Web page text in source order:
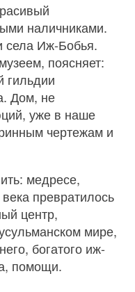
наличниками.
села Иж-Бобья.
поясняет:
гильдии
Дом, не
уже в наше
чертежам и
медресе,
превратилось
центр,
мире,
богатого иж-
помощи.